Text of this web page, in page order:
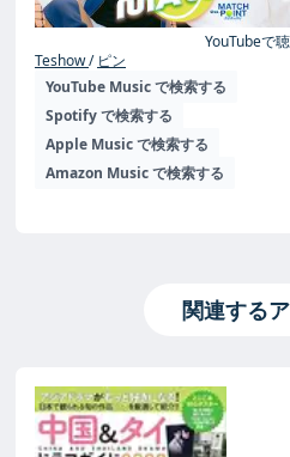
YouTubeで
Teshow
ピン
YouTube Music で検索する
Spotify で検索する
Apple Music で検索する
Amazon Music で検索する
関連する